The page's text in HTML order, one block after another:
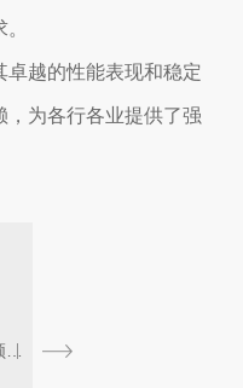
卓越的性能表现和稳定
，为各行各业提供了强